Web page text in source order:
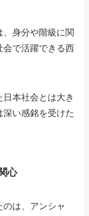
身分や階級に関
会で活躍できる西
本社会とは大き
深い感銘を受けた
心
は、アンシャ